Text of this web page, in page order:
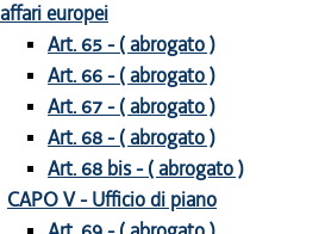
affari europei
Art. 65 - ( abrogato )
Art. 66 - ( abrogato )
Art. 67 - ( abrogato )
Art. 68 - ( abrogato )
Art. 68 bis - ( abrogato )
CAPO V - Ufficio di piano